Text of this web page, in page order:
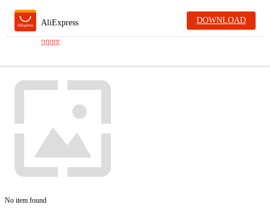
AliExpress DOWNLOAD
No item found